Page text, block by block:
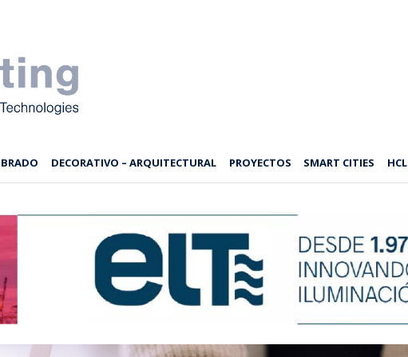
DECORATIVO – ARQUITECTURAL PROYECTOS SMART CITIES HCL